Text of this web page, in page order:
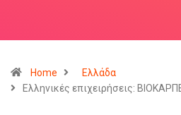
Home
Ελλάδα
Ελληνικές επιχειρήσεις: